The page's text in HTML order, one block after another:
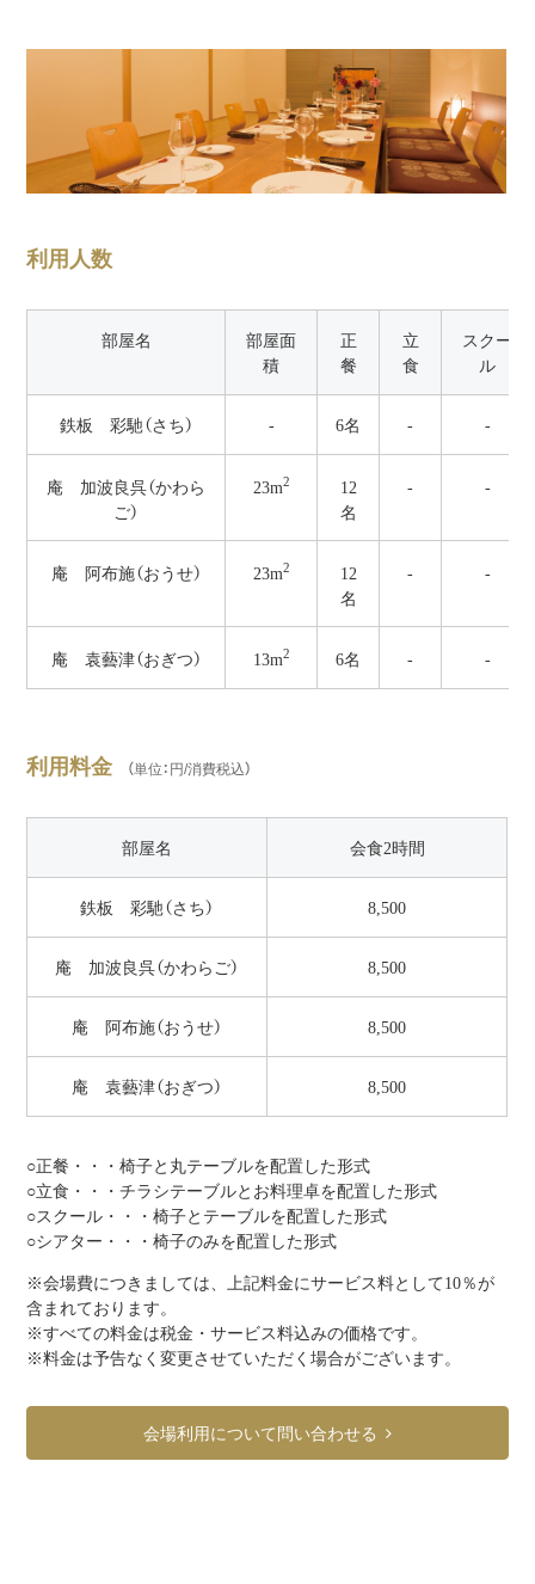
利用人数
部屋名
部屋面
積
正
餐
立
食
スクー
ル
鉄板 彩馳（さち） - 6名 - -
庵 加波良呉（かわら
ご）
23m2
12
名
- -
庵 阿布施（おうせ） 23m2
12
名
- -
庵 袁藝津（おぎつ） 13m2 6名 - -
利用料金 （単位：円/消費税込）
部屋名 会食2時間
鉄板 彩馳（さち） 8,500
庵 加波良呉（かわらご） 8,500
庵 阿布施（おうせ） 8,500
庵 袁藝津（おぎつ） 8,500
○正餐・・・椅子と丸テーブルを配置した形式
○立食・・・チラシテーブルとお料理卓を配置した形式
○スクール・・・椅子とテーブルを配置した形式
○シアター・・・椅子のみを配置した形式
※会場費につきましては、上記料金にサービス料として10％が
含まれております。
※すべての料金は税金・サービス料込みの価格です。
※料金は予告なく変更させていただく場合がございます。
会場利用について問い合わせる